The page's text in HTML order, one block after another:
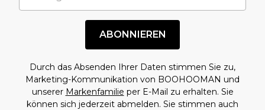
ABONNIEREN
Durch das Absenden Ihrer Daten stimmen Sie zu,
Marketing-Kommunikation von BOOHOOMAN und
unserer Markenfamilie per E-Mail zu erhalten. Sie
können sich jederzeit abmelden. Sie stimmen auch